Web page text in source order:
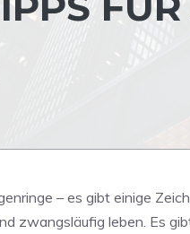
– es gibt einige
zwangsläufig leben. Es